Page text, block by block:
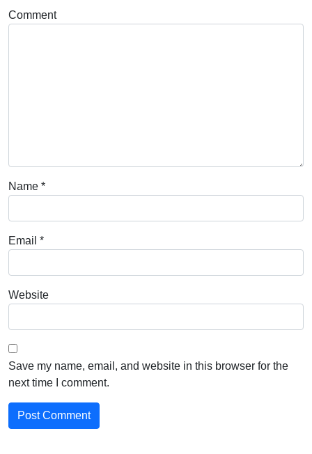
Comment
Name *
Email *
Website
Save my name, email, and website in this browser for the
next time I comment.